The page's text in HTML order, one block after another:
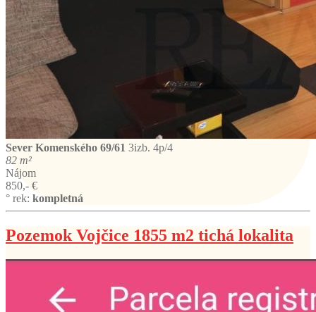
Sever Komenského 69/61 3izb. 4p/4
82 m²
Nájom
850,- €
° rek: kompletná
Pozemok Vojčice 1855 m2 tichá lokalita